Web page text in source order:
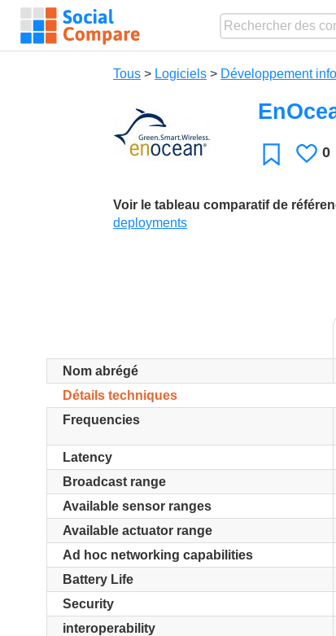
Tous > Logiciels > Développement
Favori 0
Voir le tableau comparatif de
deployments
Nom abrégé
Détails techniques
Frequencies
Latency
Broadcast range
Available sensor ranges
Available actuator range
Ad hoc networking capabilities
Battery Life
Security
interoperability